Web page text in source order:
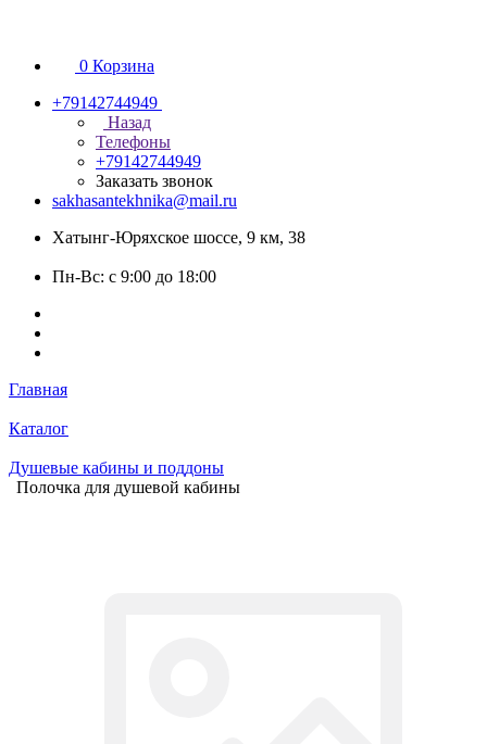
0 Корзина
+79142744949
Назад
Телефоны
+79142744949
Заказать звонок
sakhasantekhnika@mail.ru
Хатынг-Юряхское шоссе, 9 км, 38
Пн-Вс: с 9:00 до 18:00
Главная
Каталог
Душевые кабины и поддоны
Полочка для душевой кабины